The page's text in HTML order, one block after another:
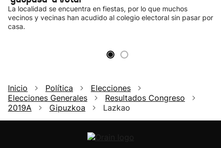
La localidad se encuentra en fiestas, por lo que muchos
vecinos y vecinas han acudido al colegio electoral sin pasar por
casa.
Inicio Política
Elecciones
Elecciones Generales
Resultados Congreso
2019A
Gipuzkoa Lazkao